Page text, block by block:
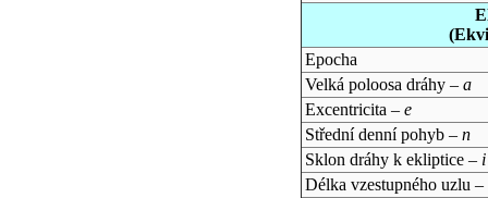
Epocha
Velká poloosa dráhy – a
Excentricita – e
Střední denní pohyb – n
Sklon dráhy k ekliptice – i
Délka vzestupného uzlu –